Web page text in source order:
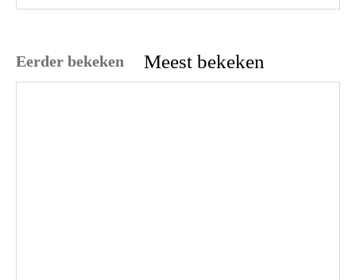
Eerder bekeken Meest bekeken